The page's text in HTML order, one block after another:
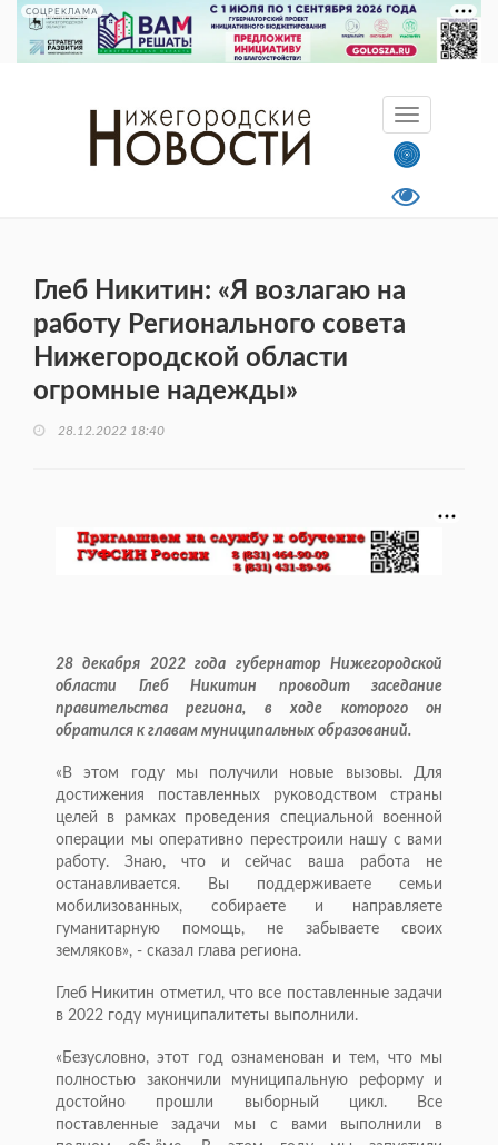
СОЦРЕКЛАМА
Глеб Никитин: «Я возлагаю на
работу Регионального совета
Нижегородской области
огромные надежды»
28.12.2022 18:40
28 декабря 2022 года губернатор Нижегородской
области Глеб Никитин проводит заседание
правительства региона, в ходе которого он
обратился к главам муниципальных образований.
«В этом году мы получили новые вызовы. Для
достижения поставленных руководством страны
целей в рамках проведения специальной военной
операции мы оперативно перестроили нашу с вами
работу. Знаю, что и сейчас ваша работа не
останавливается. Вы поддерживаете семьи
мобилизованных, собираете и направляете
гуманитарную помощь, не забываете своих
земляков», - сказал глава региона.
Глеб Никитин отметил, что все поставленные задачи
в 2022 году муниципалитеты выполнили.
«Безусловно, этот год ознаменован и тем, что мы
полностью закончили муниципальную реформу и
достойно прошли выборный цикл. Все
поставленные задачи мы с вами выполнили в